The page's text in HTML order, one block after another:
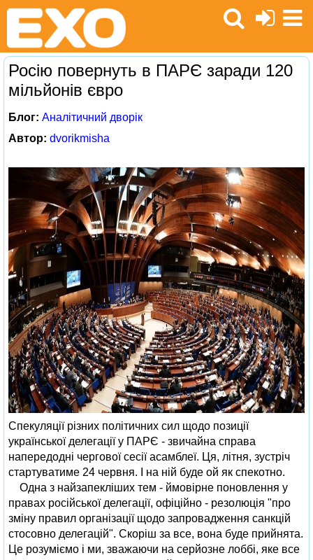
Росію повернуть в ПАРЄ заради 120
мільйонів євро
Блог: Аналітичний дворік
Автор: dvorikmisha
Спекуляції різних політичних сил щодо позиції
української делегації у ПАРЄ - звичайна справа
напередодні чергової сесії асамблеї. Ця, літня, зустріч
стартуватиме 24 червня. І на ній буде ой як спекотно.
Одна з найзапекліших тем - ймовірне поновлення у
правах російської делегації, офіційно - резолюція "про
зміну правил організації щодо запровадження санкцій
стосовно делегацій". Скоріш за все, вона буде прийнята.
Це розуміємо і ми, зважаючи на серйозне лоббі, яке все